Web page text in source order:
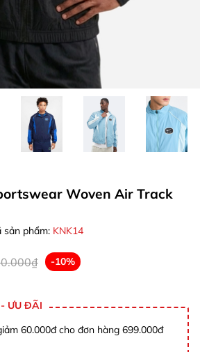
Woven Air Track
sản phẩm: KNK14
-10%
ƯU ĐÃI
60.000đ cho đơn hàng 699.000đ